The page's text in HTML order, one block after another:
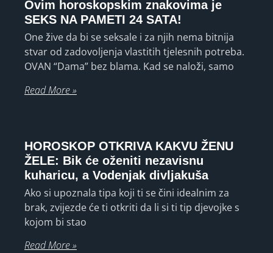
Ovim horoskopskim znakovima je
SEKS NA PAMETI 24 SATA!
One žive da bi se seksale i za njih nema bitnija
stvar od zadovoljenja vlastitih tjelesnih potreba.
OVAN “Dama” bez blama. Kad se naloži, samo
Read More »
HOROSKOP OTKRIVA KAKVU ŽENU
ŽELE: Bik će oženiti nezavisnu
kuharicu, a Vodenjak divljakuša
Ako si upoznala tipa koji ti se čini idealnim za
brak, zvijezde će ti otkriti da li si ti tip djevojke s
kojom bi stao
Read More »